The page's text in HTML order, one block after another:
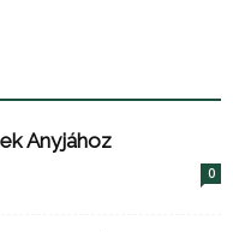
Anyjához
0